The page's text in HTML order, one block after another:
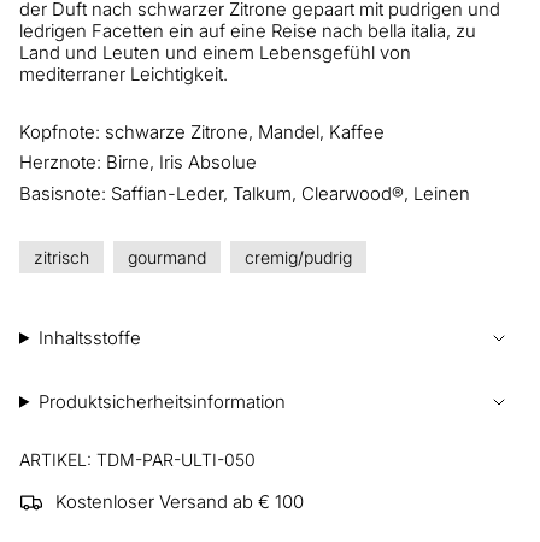
der Duft nach schwarzer Zitrone gepaart mit pudrigen und
ledrigen Facetten ein auf eine Reise nach bella italia, zu
Land und Leuten und einem Lebensgefühl von
mediterraner Leichtigkeit.
Kopfnote: schwarze Zitrone, Mandel, Kaffee
Herznote: Birne, Iris Absolue
Basisnote: Saffian-Leder, Talkum, Clearwood®, Leinen
zitrisch gourmand cremig/pudrig
Inhaltsstoffe
Produktsicherheitsinformation
ARTIKEL: TDM-PAR-ULTI-050
Kostenloser Versand ab € 100